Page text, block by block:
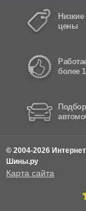
Низкие
цены
более
© 2004-2026
Шины.ру
Карта сайта